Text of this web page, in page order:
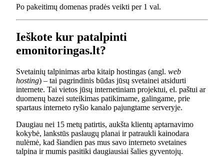
Po pakeitimų domenas pradės veikti per 1 val.
Ieškote kur patalpinti
emonitoringas.lt?
Svetainių talpinimas arba kitaip hostingas (angl. web
hosting) – tai pagrindinis būdas jūsų svetainei atsidurti
internete. Tai vietos jūsų internetiniam projektui, el. paštui ar
duomenų bazei suteikimas patikimame, galingame, prie
spartaus interneto ryšio kanalo pajungtame serveryje.
Daugiau nei 15 metų patirtis, aukšta klientų aptarnavimo
kokybė, lankstūs paslaugų planai ir patraukli kainodara
nulėmė, kad šiandien pas mus savo interneto svetaines
talpina ir mumis pasitiki daugiausiai šalies gyventojų.